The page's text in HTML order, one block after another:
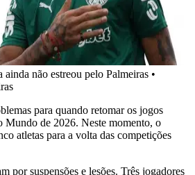
não estreou pelo Palmeiras •
para quando retomar os jogos
Mundo de 2026. Neste momento, o
atletas para a volta das competições
por suspensões e lesões. Três jogadores